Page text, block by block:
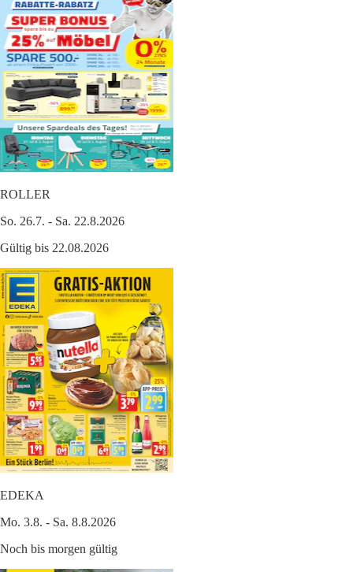
ROLLER
So. 26.7. - Sa. 22.8.2026
Gültig bis 22.08.2026
EDEKA
Mo. 3.8. - Sa. 8.8.2026
Noch bis morgen gültig